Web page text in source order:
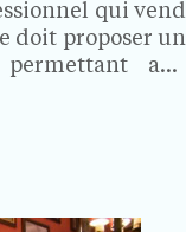
qui vend
doit proposer un
aux
où les…